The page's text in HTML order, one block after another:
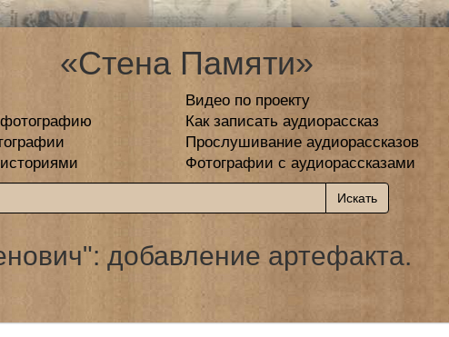
«Стена Памяти»
Видео по проекту
фотографию
Как записать аудиорассказ
Прослушивание аудиорассказов
Фотографии с аудиорассказами
добавление артефакта.